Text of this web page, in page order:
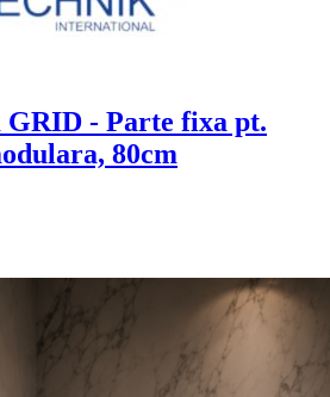
- Parte fixa pt.
80cm